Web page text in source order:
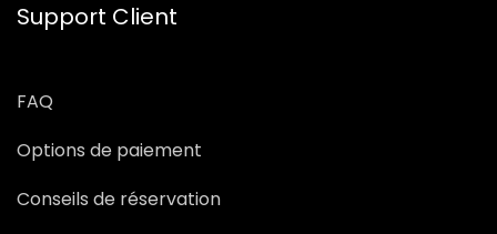
Support Client
FAQ
Options de paiement
Conseils de réservation